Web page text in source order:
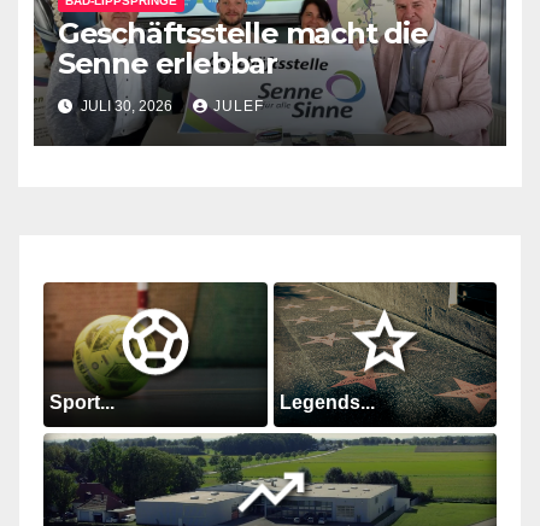
Geschäftsstelle macht die
Senne erlebbar
JULI 30, 2026 JULEF
Sport... Legends...